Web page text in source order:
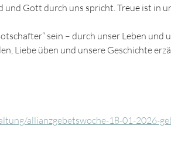
Gott durch uns spricht. Treue ist in
sein – durch unser Leben
Liebe üben und unsere Geschichte
allianzgebetswoche-18-01-2026-